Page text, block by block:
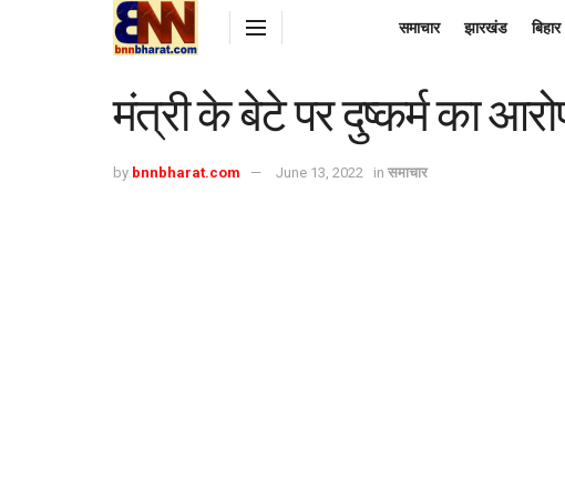
समाचार झारखंड बिहार
मंत्री के बेटे पर दुष्कर्म का
by bnnbharat.com June 13, 2022 in समाचार